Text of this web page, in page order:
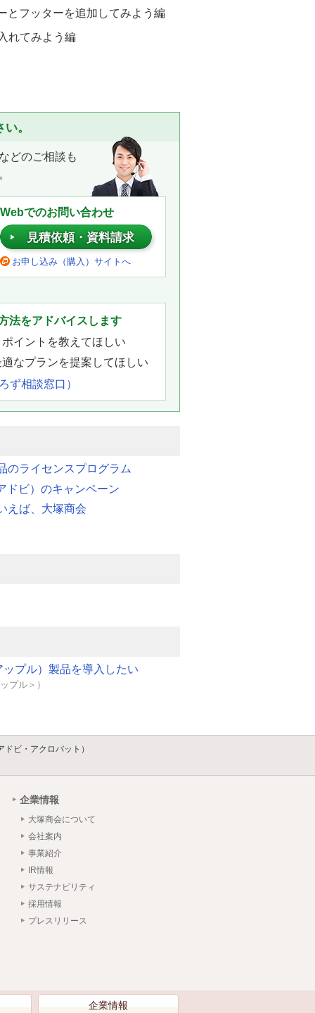
とフッターを追加してみよう編
れてみよう編
。
などのご相談も
Webでのお問い合わせ
見積依頼・資料請求
お申し込み（購入）サイトへ
法をアドバイスします
イントを教えてほしい
なプランを提案してほしい
ず相談窓口）
のライセンスプログラム
ドビ）のキャンペーン
えば、大塚商会
プル）製品を導入したい
プル＞）
ビ・アクロバット）
企業情報
大塚商会について
会社案内
事業紹介
IR情報
サステナビリティ
採用情報
プレスリリース
企業情報